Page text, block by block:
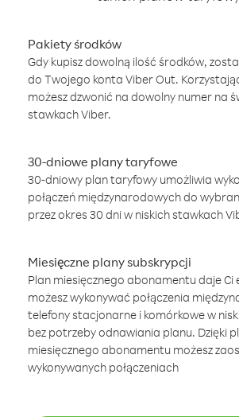
Pakiety środków
Gdy kupisz dowolną ilość środków,
do Twojego konta Viber Out.
możesz dzwonić na dowolny numer na
stawkach Viber.
30-dniowe plany taryfowe
30-dniowy plan taryfowy umożliwia
połączeń międzynarodowych do
przez okres 30 dni w niskich stawkach
Miesięczne plany subskrypcji
Plan miesięcznego abonamentu daje Ci
możesz wykonywać połączenia
telefony stacjonarne i komórkowe w
bez potrzeby odnawiania planu. Dzięki
miesięcznego abonamentu możesz
wykonywanych połączeniach